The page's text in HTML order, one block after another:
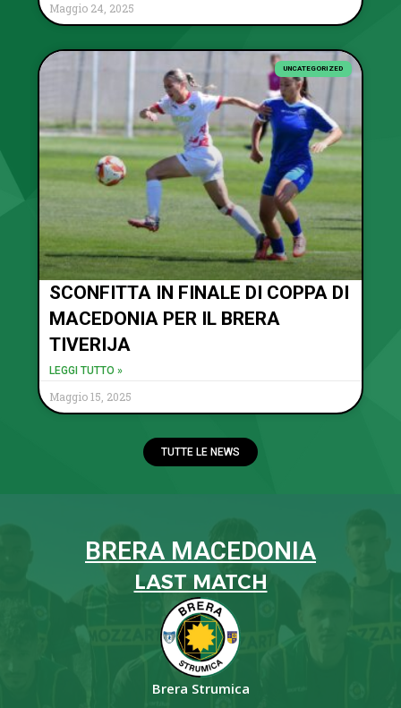
Maggio 24, 2025
UNCATEGORIZED
SCONFITTA IN FINALE DI COPPA DI
MACEDONIA PER IL BRERA
TIVERIJA
LEGGI TUTTO »
Maggio 15, 2025
TUTTE LE NEWS
BRERA MACEDONIA
LAST MATCH
Brera Strumica